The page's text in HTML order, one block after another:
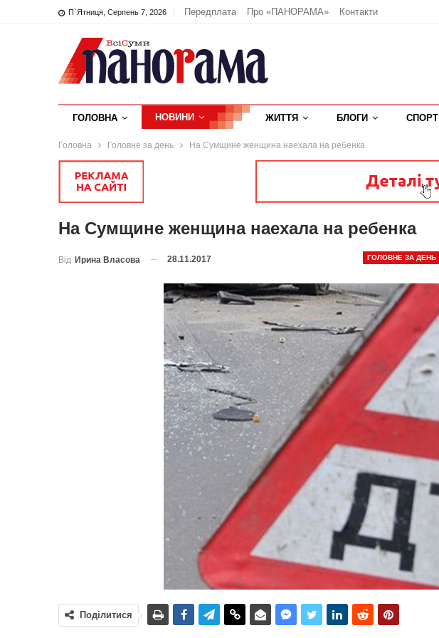
П`ятниця, Серпень 7, 2026 Передплата Про «ПАНОРАМА» Контакти
ГОЛОВНА НОВИНИ ЖИТТЯ БЛОГИ СПОРТ
Головна Головне за день На Сумщине женщина наехала на ребенка
На Сумщине женщина наехала на ребенка
ГОЛОВНЕ ЗА ДЕНЬ
Від Ирина Власова 28.11.2017
Поділитися